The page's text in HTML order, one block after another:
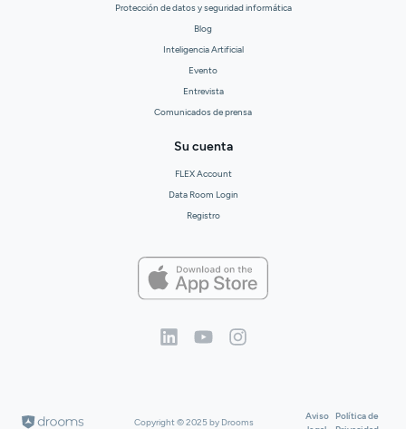
Protección de datos y seguridad informática
Blog
Inteligencia Artificial
Evento
Entrevista
Comunicados de prensa
Su cuenta
FLEX Account
Data Room Login
Registro
Copyright © 2025 by Drooms
Aviso
Política de